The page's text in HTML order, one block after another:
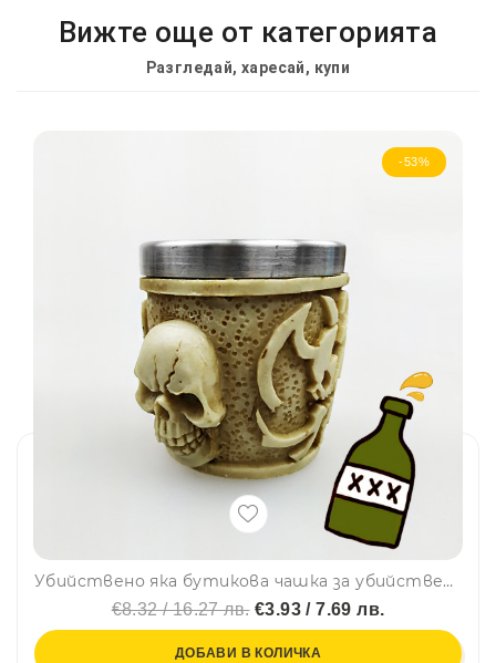
Вижте още от категорията
Разгледай, харесай, купи
-53%
Убийствено яка бутикова чашка за убийствено вкусни напитки, релеф - 2 БЕЛИ ЧЕРЕПА
€8.32 / 16.27 лв.€3.93 / 7.69 лв.
ДОБАВИ В КОЛИЧКА